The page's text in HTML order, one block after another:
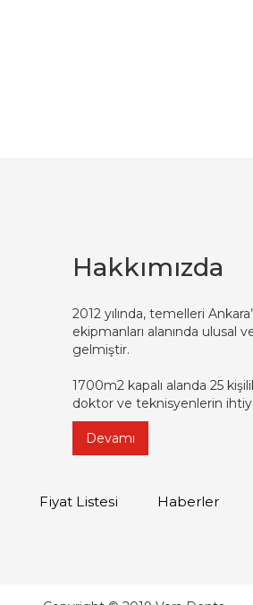
Hakkımızda
2012 yılında, temelleri
ekipmanları alanında ulusal
gelmiştir.
1700m2 kapalı alanda 25
doktor ve teknisyenlerin
Devamı
Fiyat Listesi Haberler